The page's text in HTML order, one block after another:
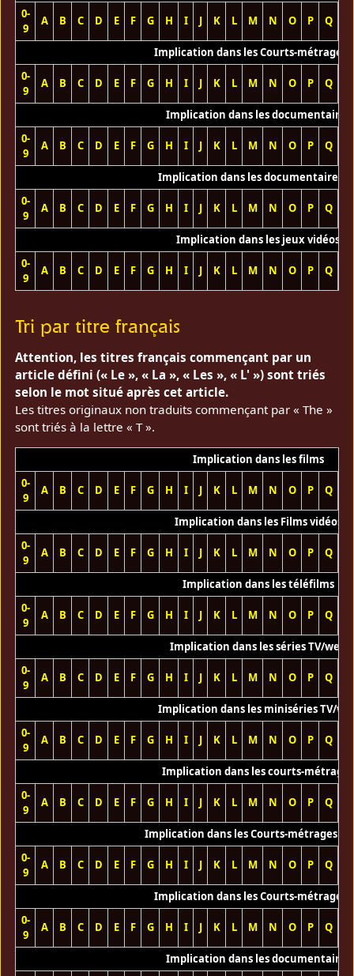
0-
9
A B C D E F G H I J K L M N O P Q
Implication dans les Courts-métrages
0-
9
A B C D E F G H I J K L M N O P Q
Implication dans les documentaires
0-
9
A B C D E F G H I J K L M N O P Q
Implication dans les documentaires
0-
9
A B C D E F G H I J K L M N O P Q
Implication dans les jeux vidéos
0-
9
A B C D E F G H I J K L M N O P Q
Tri par titre français
Attention, les titres français commençant par un
article défini (« Le », « La », « Les », « L' ») sont triés
selon le mot situé après cet article.
Les titres originaux non traduits commençant par « The »
sont triés à la lettre « T ».
Implication dans les films
0-
9
A B C D E F G H I J K L M N O P Q
Implication dans les Films vidéos
0-
9
A B C D E F G H I J K L M N O P Q
Implication dans les téléfilms
0-
9
A B C D E F G H I J K L M N O P Q
Implication dans les séries TV/web
0-
9
A B C D E F G H I J K L M N O P Q
Implication dans les miniséries TV/
0-
9
A B C D E F G H I J K L M N O P Q
Implication dans les courts-métrages
0-
9
A B C D E F G H I J K L M N O P Q
Implication dans les Courts-métrages
0-
9
A B C D E F G H I J K L M N O P Q
Implication dans les Courts-métrages
0-
9
A B C D E F G H I J K L M N O P Q
Implication dans les documentaires